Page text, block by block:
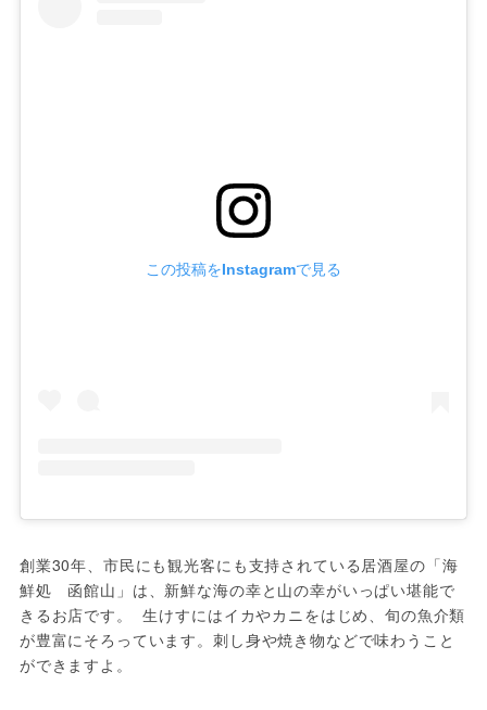
この投稿をInstagramで見る
創業30年、市民にも観光客にも支持されている居酒屋の「海
鮮処　函館山」は、新鮮な海の幸と山の幸がいっぱい堪能で
きるお店です。  生けすにはイカやカニをはじめ、旬の魚介類
が豊富にそろっています。刺し身や焼き物などで味わうこと
ができますよ。